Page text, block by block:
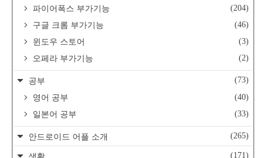
파이어폭스 부가기능
(204)
구글 크롬 부가기능
(46)
윈도우 스토어
(3)
오페라 부가기능
(2)
공부
(73)
영어 공부
(40)
일본어 공부
(33)
안드로이드 어플 소개 (265)
(171)